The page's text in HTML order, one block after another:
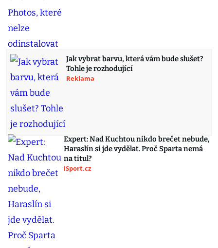
Jak vybrat barvu, která vám bude slušet?
Tohle je rozhodující
Reklama
Expert: Nad Kuchtou nikdo brečet nebude,
Haraslín si jde vydělat. Proč Sparta nemá
na titul?
iSport.cz